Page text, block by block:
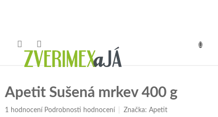
Apetit Sušená mrkev 400 g
Průměrné
1 hodnocení Podrobnosti hodnocení Značka:Apetit